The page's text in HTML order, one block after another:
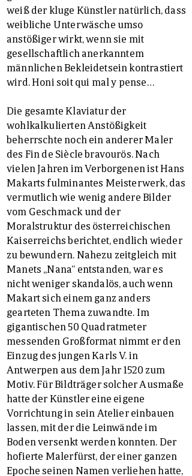
weiß der kluge Künstler natürlich, dass
weibliche Unterwäsche umso
anstößiger wirkt, wenn sie mit
gesellschaftlich anerkanntem
männlichen Bekleidetsein kontrastiert
wird. Honi soit qui mal y pense…
Die gesamte Klaviatur der
wohlkalkulierten Anstößigkeit
beherrschte noch ein anderer Maler
des Fin de Siècle bravourös. Nach
vielen Jahren im Verborgenen ist Hans
Makarts fulminantes Meisterwerk, das
vermutlich wie wenig andere Bilder
vom Geschmack und der
Moralstruktur des österreichischen
Kaiserreichs berichtet, endlich wieder
zu bewundern. Nahezu zeitgleich mit
Manets „Nana“ entstanden, war es
nicht weniger skandalös, auch wenn
Makart sich einem ganz anders
gearteten Thema zuwandte. Im
gigantischen 50 Quadratmeter
messenden Großformat nimmt er den
Einzug des jungen Karls V. in
Antwerpen aus dem Jahr 1520 zum
Motiv. Für Bildträger solcher Ausmaße
hatte der Künstler eine eigene
Vorrichtung in sein Atelier einbauen
lassen, mit der die Leinwände im
Boden versenkt werden konnten. Der
hofierte Malerfürst, der einer ganzen
Epoche seinen Namen verliehen hatte,